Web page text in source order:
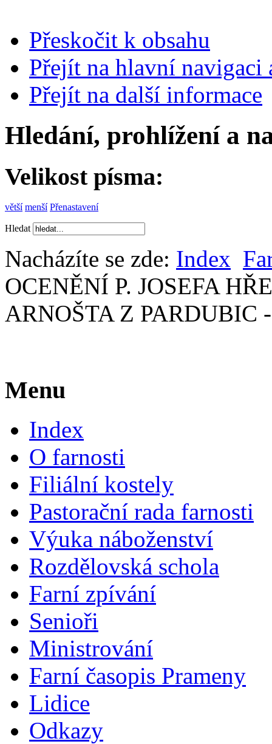
Přeskočit k obsahu
Přejít na hlavní navigaci
Přejít na další informace
Hledání, prohlížení a
Velikost písma:
větší menší Přenastavení
Hledat
Nacházíte se zde: Index
OCENĚNÍ P. JOSEFA
ARNOŠTA Z PARDUBIC
Menu
Index
O farnosti
Filiální kostely
Pastorační rada farnosti
Výuka náboženství
Rozdělovská schola
Farní zpívání
Senioři
Ministrování
Farní časopis Prameny
Lidice
Odkazy